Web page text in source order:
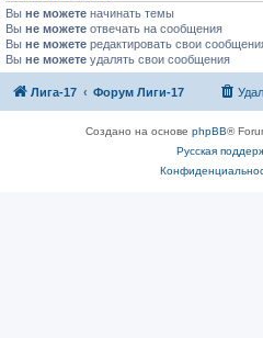
Вы не можете начинать темы
Вы не можете отвечать на сообщения
Вы не можете редактировать свои
Вы не можете удалять свои сообщения
Лига-17 Форум Лиги-17
Создано на основе phpBB®
Русская